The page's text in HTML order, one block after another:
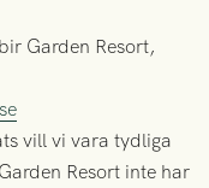
Garden Resort,
vill vi vara tydliga
Resort inte har